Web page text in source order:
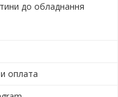
до обладнання
оплата